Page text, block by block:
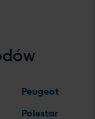
Peugeot
Polestar